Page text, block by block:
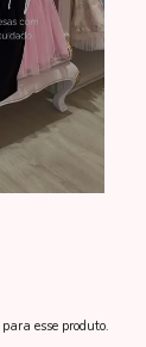
esse produto.